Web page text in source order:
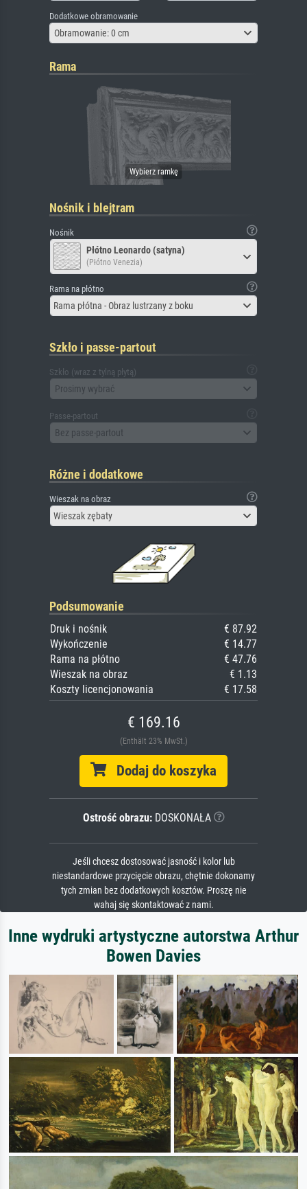
Dodatkowe obramowanie
Obramowanie: 0 cm
Rama
Nośnik i blejtram
Nośnik
Płótno Leonardo (satyna)
(Płótno Venezia)
Rama na płótno
Rama płótna - Obraz lustrzany z boku
Szkło i passe-partout
Szkło (wraz z tylną płytą)
Prosimy wybrać
Passe-partout
Bez passe-partout
Różne i dodatkowe
Wieszak na obraz
Wieszak zębaty
Podsumowanie
Druk i nośnik
€ 87.92
Wykończenie
€ 14.77
Rama na płótno
€ 47.76
Wieszak na obraz
€ 1.13
Koszty licencjonowania
€ 17.58
€ 169.16
(Enthält 23% MwSt.)
Dodaj do koszyka
Ostrość obrazu:DOSKONAŁA
Jeśli chcesz dostosować jasność i kolor lub
niestandardowe przycięcie obrazu, chętnie dokonamy
tych zmian bez dodatkowych kosztów. Proszę nie
wahaj się skontaktować z nami.
Inne wydruki artystyczne autorstwa Arthur
Bowen Davies